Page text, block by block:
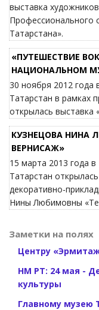
выставка
Профессионального
Татарстана».
«ПУТЕШЕСТВИЕ
НАЦИОНАЛЬНОМ
30 ноября 2012 года
Татарстан в рамках
открылась выставка
КУЗНЕЦОВА НИНА
ВЕРНИСАЖ»
15 марта 2013 года
Татарстан
декоративно-
Нины Любимовны
Заметки на полях
Центру
НМ РТ: 24 мая -
культуры
Главному музею